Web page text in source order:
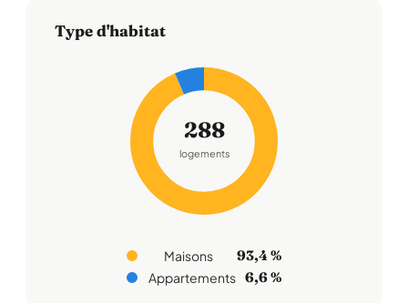
Type d'habitat
288
logements
Maisons 93,4 %
Appartements 6,6 %